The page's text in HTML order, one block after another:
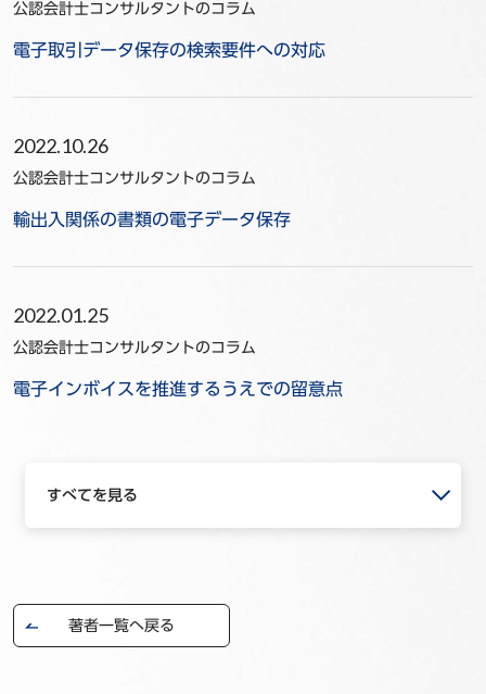
公認会計士コンサルタントのコラム
電子取引データ保存の検索要件への対応
2022.10.26
公認会計士コンサルタントのコラム
輸出入関係の書類の電子データ保存
2022.01.25
公認会計士コンサルタントのコラム
電子インボイスを推進するうえでの留意点
すべてを見る
著者一覧へ戻る